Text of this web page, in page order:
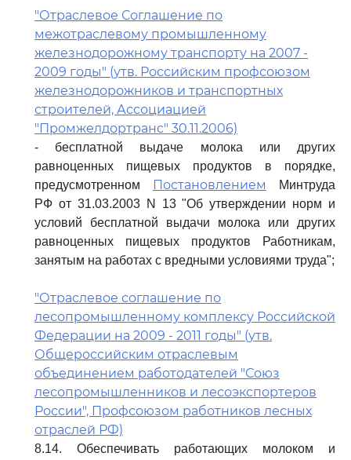
"Отраслевое Соглашение по
межотраслевому промышленному
железнодорожному транспорту на 2007 -
2009 годы" (утв. Российским профсоюзом
железнодорожников и транспортных
строителей, Ассоциацией
"Промжелдортранс" 30.11.2006)
- бесплатной выдаче молока или других
равноценных пищевых продуктов в порядке,
предусмотренном
Постановлением
Минтруда
РФ от 31.03.2003 N 13 "Об утверждении норм и
условий бесплатной выдачи молока или других
равноценных пищевых продуктов Работникам,
занятым на работах с вредными условиями труда";
"Отраслевое соглашение по
лесопромышленному комплексу Российской
Федерации на 2009 - 2011 годы" (утв.
Общероссийским отраслевым
объединением работодателей "Союз
лесопромышленников и лесоэкспортеров
России", Профсоюзом работников лесных
отраслей РФ)
8.14. Обеспечивать работающих молоком и